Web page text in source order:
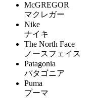
McGREGOR
マクレガー
Nike
ナイキ
The North Face
ノースフェイス
Patagonia
パタゴニア
Puma
プーマ